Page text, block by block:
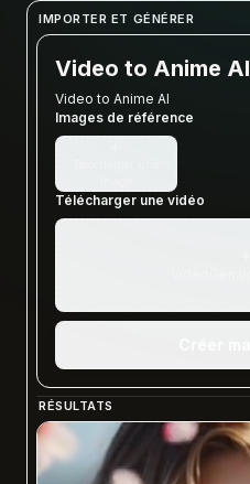
IMPORTER ET GÉNÉRER
Video to Anime AI
Video to Anime AI
Images de référence
Télécharger une vidéo
RÉSULTATS